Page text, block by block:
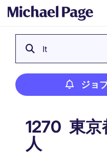
It
ジョ
1270 東
人